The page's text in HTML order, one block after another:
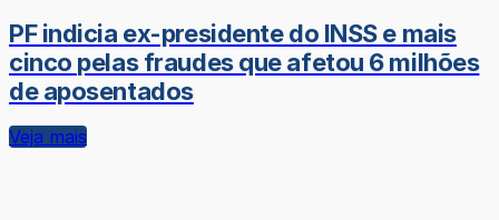
PF indicia ex-presidente do INSS e mais
cinco pelas fraudes que afetou 6 milhões
de aposentados
Veja mais